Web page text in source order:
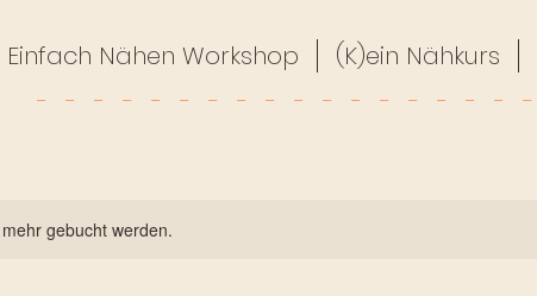
Einfach Nähen Workshop (K)ein Nähkurs
gebucht werden.